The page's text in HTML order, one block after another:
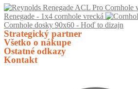
has
multiple
variants.
the
Renegade - 1x4 cornhole vrecká
Cornhole dosky 90x60 - Hoď to dizajn
Strategický partner
Všetko o nákupe
Ostatné odkazy
Kontakt